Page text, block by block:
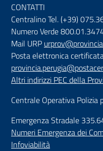
CONTATTI
Centralino Tel. (+39)
Numero Verde
Mail URP
Posta elettronica
Altri indirizzi PEC della
Centrale Operativa Polizia
Emergenza Stradale
Numeri Emergenza dei
Infoviabilità